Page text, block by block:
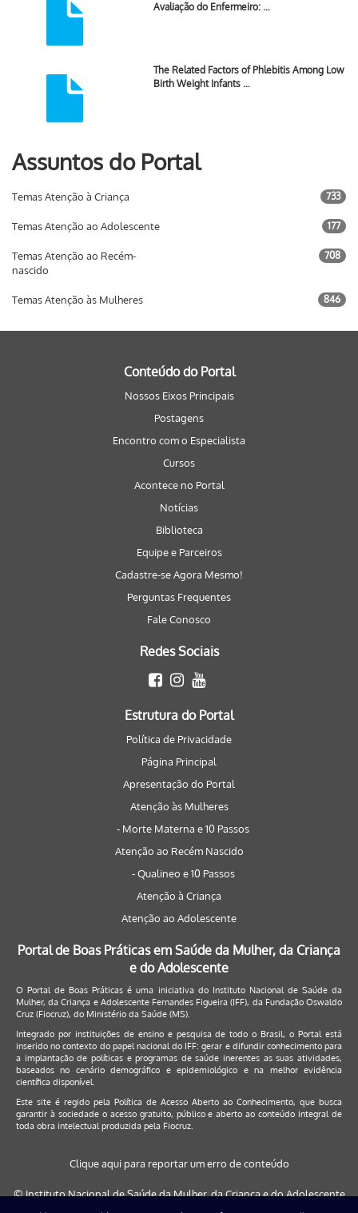
Avaliação do Enfermeiro: …
The Related Factors of Phlebitis Among Low
Birth Weight Infants …
Assuntos do Portal
Temas Atenção à Criança 733
Temas Atenção ao Adolescente 177
Temas Atenção ao Recém-
nascido
708
Temas Atenção às Mulheres 846
Conteúdo do Portal
Nossos Eixos Principais
Postagens
Encontro com o Especialista
Cursos
Acontece no Portal
Notícias
Biblioteca
Equipe e Parceiros
Cadastre-se Agora Mesmo!
Perguntas Frequentes
Fale Conosco
Redes Sociais
Estrutura do Portal
Política de Privacidade
Página Principal
Apresentação do Portal
Atenção às Mulheres
- Morte Materna e 10 Passos
Atenção ao Recém Nascido
- Qualineo e 10 Passos
Atenção à Criança
Atenção ao Adolescente
Portal de Boas Práticas em Saúde da Mulher, da Criança
e do Adolescente
O Portal de Boas Práticas é uma iniciativa do Instituto Nacional de Saúde da
Mulher, da Criança e Adolescente Fernandes Figueira (IFF), da Fundação Oswaldo
Cruz (Fiocruz), do Ministério da Saúde (MS).
Integrado por instituições de ensino e pesquisa de todo o Brasil, o Portal está
inserido no contexto do papel nacional do IFF: gerar e difundir conhecimento para
a implantação de políticas e programas de saúde inerentes as suas atividades,
baseados no cenário demográfico e epidemiológico e na melhor evidência
científica disponível.
Este site é regido pela Política de Acesso Aberto ao Conhecimento, que busca
garantir à sociedade o acesso gratuito, público e aberto ao conteúdo integral de
toda obra intelectual produzida pela Fiocruz.
Clique aqui para reportar um erro de conteúdo
© Instituto Nacional de Saúde da Mulher, da Criança e do Adolescente